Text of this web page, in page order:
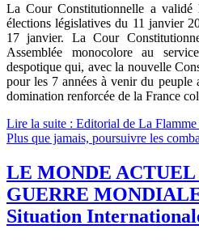
La Cour Constitutionnelle a validé
élections législatives du 11 janvier
17 janvier. La Cour
Assemblée monocolore au
despotique qui, avec la nouvelle
pour les 7 années à venir du peuple
domination renforcée de la France
Lire la suite : Editorial de La
Plus que jamais, poursuivre les
LE MONDE ACTUEL
GUERRE
Situation